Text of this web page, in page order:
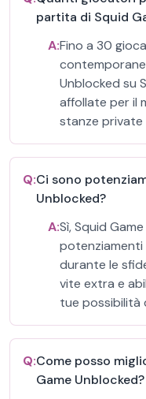
partita di Squid
A:Fino a 30
Unblocked su
affollate per il
stanze private
Q:Ci sono
Unblocked?
A:Sì, Squid
durante le
vite extra e
tue possibilità
Q:Come posso
Game Unblocked?